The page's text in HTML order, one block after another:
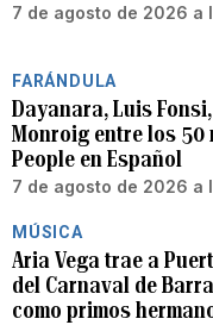
7 de agosto de 2026 a
FARÁNDULA
Dayanara, Luis
Monroig entre los 50
People en Español
7 de agosto de 2026 a
MÚSICA
Aria Vega trae a
del Carnaval de
como primos